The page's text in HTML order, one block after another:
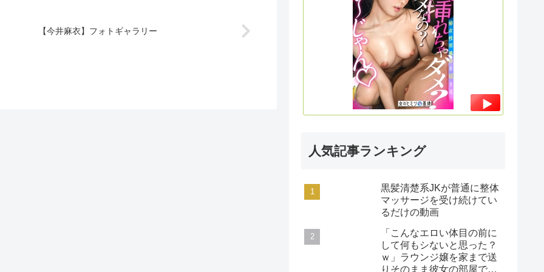
【今井麻衣】フォトギャラリー
もう腰クネエグいしチ◯ポを物みたいにイキまくっ
てて好きww#女風#女性用風俗#覗き＃女のごほう
人気記事ランキング
黒髪清楚系JKが普通に整体
マッサージを受け続けてい
るだけの動画
「こんなエロい体目の前に
して何もシないと思った？
ｗ」ラウンジ嬢を家まで送
りそのまま彼女の部屋で何